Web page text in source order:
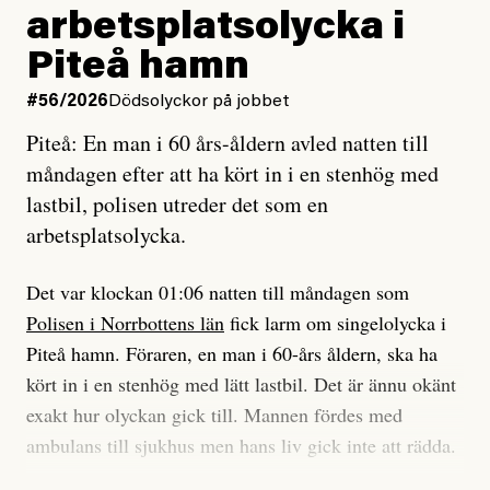
Vad betyder det att vara en röd, grön och oberoende
tidning?
Vad är bra journalistik?
Ett försök till korta svar som jag hoppas kan förtydliga
för Kuhn och Sassarinis-McGowan och andra hur jag
som chefredaktör ser på Dagens ETC:s uppdrag och
roll.
Vi skriver för våra läsare som vill bli informerade,
överraskade, bekräftade, utmanade – och som kräver
att vi granskar allt och alla.
Vi är som sagt en röd, grön och oberoende tidning.
Det betyder en annan journalistik än vad du hittar i
enligt uråldrig metod
och lade min sista ungdom
på att laga en gammal bod.
Jag sökte ljuset och meningen,
efter det som var rent, rätt och sant,
och aldrig såg jag det klarare än
när jag ombord på bussen hjälpte en tant.
#23/2026Intervjun
Jesper Lundby: ”Livet i sig
är ganska politiskt”
arbetsplatsolycka i
Piteå hamn
#56/2026 Dödsolyckor på jobbet
Piteå: En man i 60 års-åldern avled natten till
måndagen efter att ha kört in i en stenhög med
lastbil, polisen utreder det som en
arbetsplatsolycka.
Det var klockan 01:06 natten till måndagen som
Polisen i Norrbottens län fick larm om singelolycka i
Piteå hamn. Föraren, en man i 60-års åldern, ska ha
kört in i en stenhög med lätt lastbil. Det är ännu okänt
exakt hur olyckan gick till. Mannen fördes med
ambulans till sjukhus men hans liv gick inte att rädda.